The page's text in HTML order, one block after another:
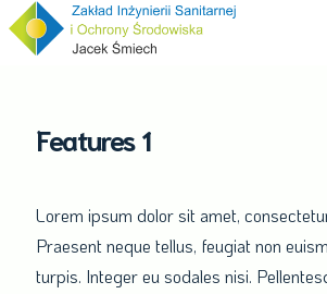
Skip
Features 1
Lorem ipsum dolor sit amet,
Praesent neque tellus, feugiat non
turpis. Integer eu sodales nisi.